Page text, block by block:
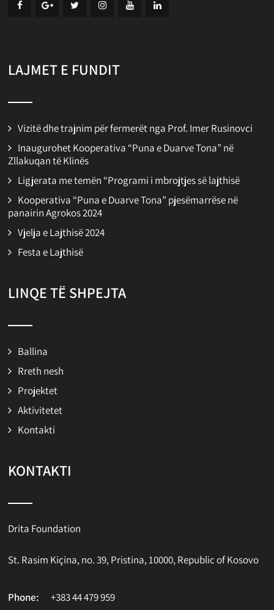
LAJMET E FUNDIT
Vizitë dhe trajnim për fermerët nga Prof. Imer Rusinovci
Inaugurohet Kooperativa “Puna e Duarve Tona” në
Zllakuqan të Klinës
Ligjerata me temën “Programi i mbrojtjes së lajthisë
Kooperativa “Puna e Duarve Tona” pjesëmarrëse në
panairin Agrokos 2024
Vjelja e Lajthisë 2024
Festa e Lajthisë
LINQE TË SHPEJTA
Ballina
Rreth nesh
Projektet
Aktivitetet
Kontakti
KONTAKTI
Drita Foundation
St. Rasim Kiçina, no. 39, Pristina, 10000, Republic of Kosovo
Phone:
+383 44 479 959